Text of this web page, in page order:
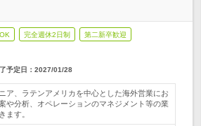
完全週休2日制 第二新卒歓迎
予定日： 2027/01/28
ア、ラテンアメリカを中心とした海外営業にお
や分析、オペレーションのマネジメント等の業
ます。